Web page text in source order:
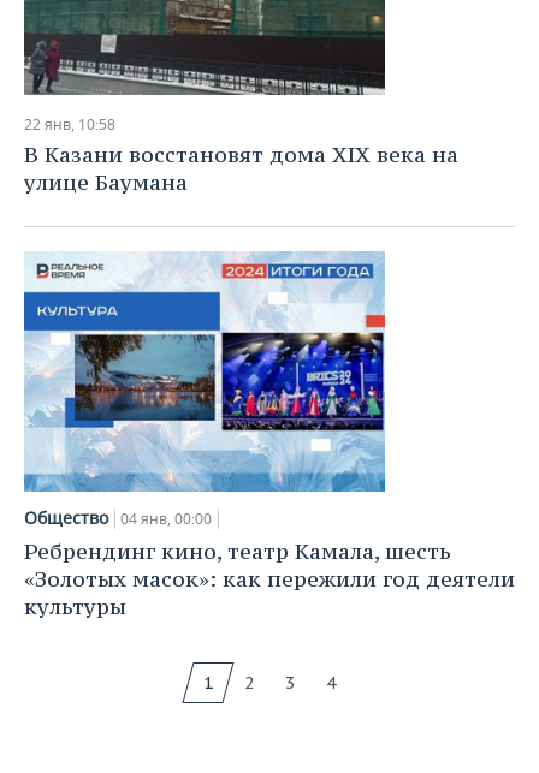
22 янв, 10:58
В Казани восстановят дома XIX века на
улице Баумана
Общество 04 янв, 00:00
Ребрендинг кино, театр Камала, шесть
«Золотых масок»: как пережили год деятели
культуры
1 2 3 4